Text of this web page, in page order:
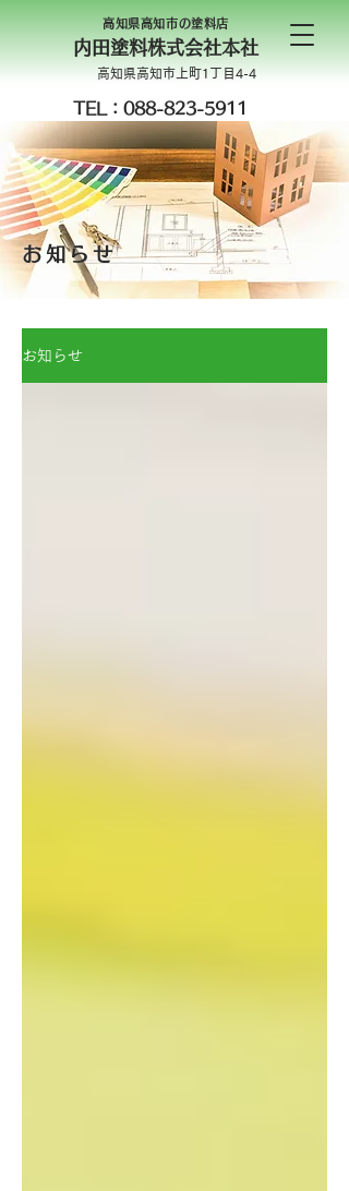
高知県高知市の塗料店
内田塗料株式会社本社
高知県高知市上町1丁目4-4
TEL：088-823-5911
お知らせ
お知らせ